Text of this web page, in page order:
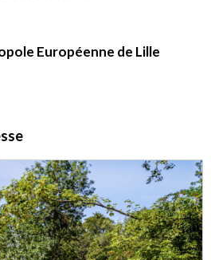
Européenne de Lille